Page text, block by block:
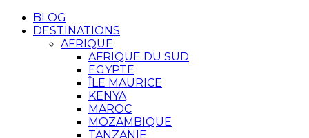
BLOG
DESTINATIONS
AFRIQUE
AFRIQUE DU SUD
EGYPTE
ÎLE MAURICE
KENYA
MAROC
MOZAMBIQUE
TANZANIE